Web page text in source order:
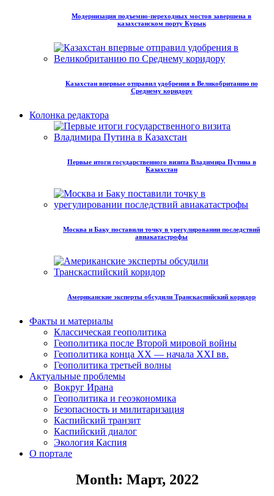
Модернизация подъемно-переходных мостов завершена в
казахстанском порту Курык
Казахстан впервые отправил удобрения в Великобританию по
Среднему коридору
Колонка редактора
Первые итоги государственного визита Владимира Путина в
Казахстан
Москва и Баку поставили точку в урегулировании последствий
авиакатастрофы
Американские эксперты обсудили Транскаспийский коридор
Факты и материалы
Классическая геополитика
Геополитика после Второй мировой войны
Геополитика конца XX — начала XXI вв.
Геополитика третьей волны
Актуальные проблемы
Вокруг Ирана
Геополитика и геоэкономика
Безопасность и милитаризация
Каспийский транзит
Каспийский диалог
Экология Каспия
О портале
Month: Март, 2022